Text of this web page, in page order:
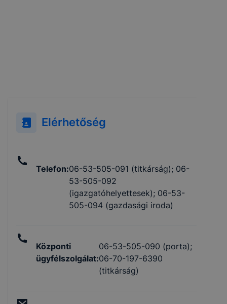
Elérhetőség
Telefon:06-53-505-091 (titkárság); 06-
53-505-092
(igazgatóhelyettesek); 06-53-
505-094 (gazdasági iroda)
Központi
ügyfélszolgálat:
06-53-505-090 (porta);
06-70-197-6390
(titkárság)